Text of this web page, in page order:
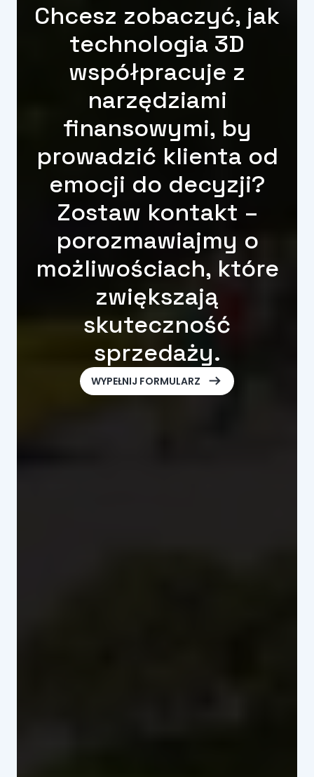
Chcesz zobaczyć, jak
technologia 3D
współpracuje z
narzędziami
finansowymi, by
prowadzić klienta od
emocji do decyzji?
Zostaw kontakt –
porozmawiajmy o
możliwościach, które
zwiększają
skuteczność
sprzedaży.
WYPEŁNIJ FORMULARZ ArrowRightLong